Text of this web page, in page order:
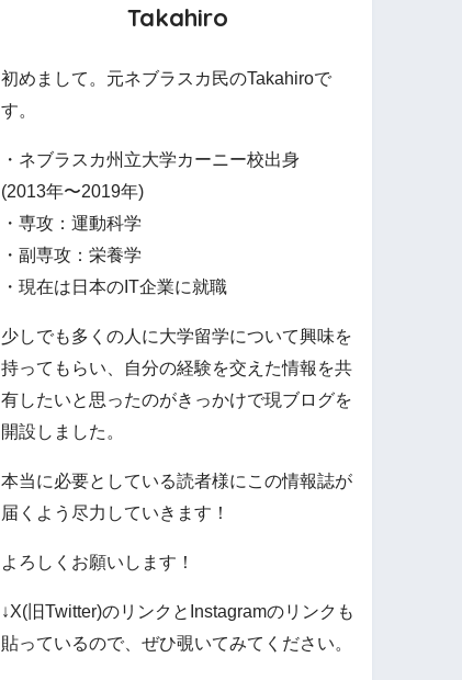
Takahiro
初めまして。元ネブラスカ民のTakahiroで
す。
・ネブラスカ州立大学カーニー校出身
(2013年〜2019年)
・専攻：運動科学
・副専攻：栄養学
・現在は日本のIT企業に就職
少しでも多くの人に大学留学について興味を
持ってもらい、自分の経験を交えた情報を共
有したいと思ったのがきっかけで現ブログを
開設しました。
本当に必要としている読者様にこの情報誌が
届くよう尽力していきます！
よろしくお願いします！
↓X(旧Twitter)のリンクとInstagramのリンクも
貼っているので、ぜひ覗いてみてください。